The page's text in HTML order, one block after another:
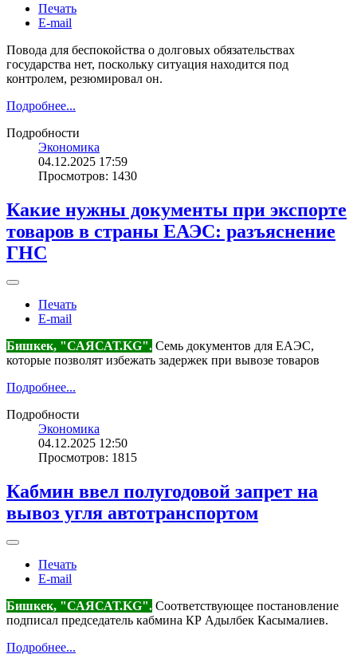
Печать
E-mail
Повода для беспокойства о долговых обязательствах
государства нет, поскольку ситуация находится под
контролем, резюмировал он.
Подробнее...
Подробности
Экономика
04.12.2025 17:59
Просмотров: 1430
Какие нужны документы при экспорте
товаров в страны ЕАЭС: разъяснение
ГНС
Печать
E-mail
Бишкек, "САЯСАТ.KG". Семь документов для ЕАЭС,
которые позволят избежать задержек при вывозе товаров
Подробнее...
Подробности
Экономика
04.12.2025 12:50
Просмотров: 1815
Кабмин ввел полугодовой запрет на
вывоз угля автотранспортом
Печать
E-mail
Бишкек, "САЯСАТ.KG". Соответствующее постановление
подписал председатель кабмина КР Адылбек Касымалиев.
Подробнее...